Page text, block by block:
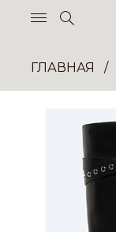
ГЛАВНАЯ